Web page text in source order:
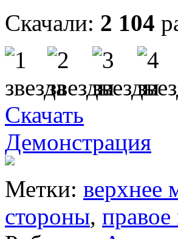
Скачали: 2 104
Скачать
Демонстрация
Метки: верхнее
стороны,